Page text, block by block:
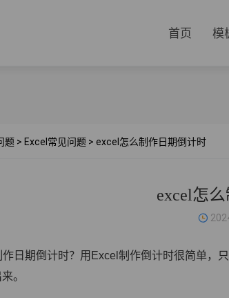
首页 模
题 > Excel常见问题 > excel怎么制作日期倒计时
excel怎
日期倒计时？ 用Excel制作倒计时很简单，
。